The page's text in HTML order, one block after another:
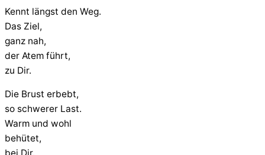
Kennt längst den Weg.
Das Ziel,
ganz nah,
der Atem führt,
zu Dir.
Die Brust erbebt,
so schwerer Last.
Warm und wohl
behütet,